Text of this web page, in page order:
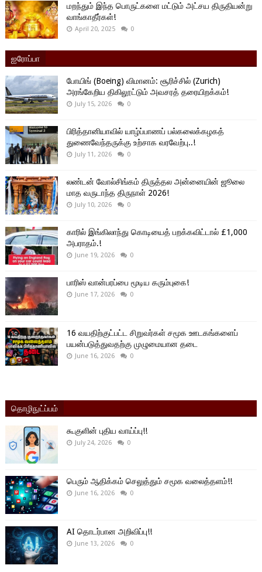
மறந்தும் இந்த பொருட்களை மட்டும் அட்சய திருதியன்று
வாங்காதீர்கள்!
April 20, 2025 0
ஐரோப்பா
போயிங் (Boeing) விமானம்: சூரிச்சில் (Zurich)
அரங்கேறிய திகிலூட்டும் அவசரத் தரையிறக்கம்!
July 15, 2026 0
பிரித்தானியாவில் யாழ்ப்பாணப் பல்கலைக்கழகத்
துணைவேந்தருக்கு உற்சாக வரவேற்பு..!
July 11, 2026 0
லண்டன் வோல்சிங்கம் திருத்தல அன்னையின் ஜூலை
மாத வருடாந்த திருநாள் 2026!
July 10, 2026 0
காரில் இங்கிலாந்து கொடியைத் பறக்கவிட்டால் £1,000
அபராதம்.!
June 19, 2026 0
பாரிஸ் வான்பரப்பை மூடிய கரும்புகை!
June 17, 2026 0
16 வயதிற்குட்பட்ட சிறுவர்கள் சமூக ஊடகங்களைப்
பயன்படுத்துவதற்கு முழுமையான தடை
June 16, 2026 0
தொழிநுட்ப்பம்
கூகுளின் புதிய வாய்ப்பு!!
July 24, 2026 0
பெரும் ஆதிக்கம் செலுத்தும் சமூக வலைத்தளம்!!
June 16, 2026 0
AI தொடர்பான அறிவிப்பு!!
June 13, 2026 0